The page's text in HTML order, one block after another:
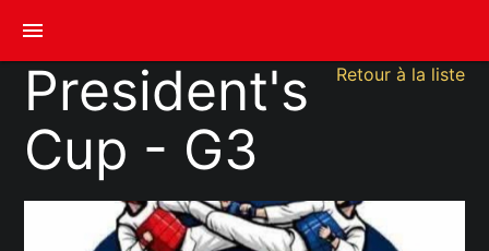
menu
Retour à la liste
President's
Cup - G3